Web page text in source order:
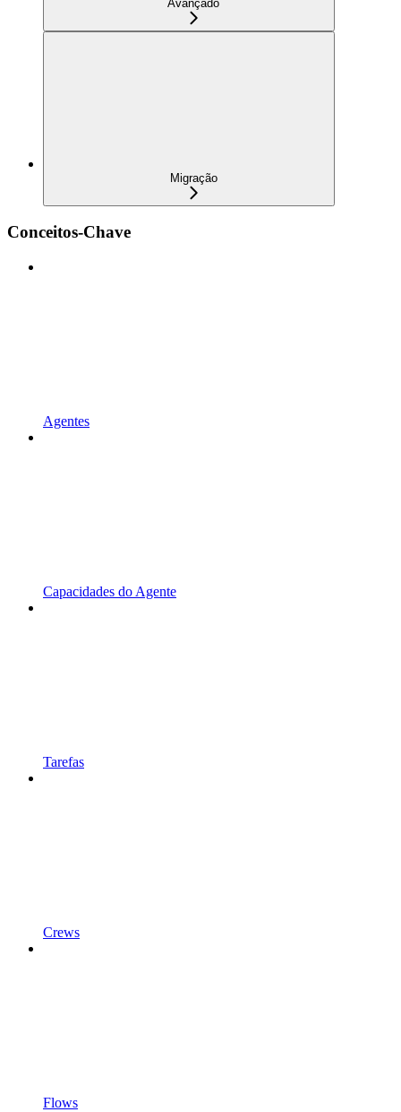
Avançado
Migração
Conceitos-Chave
Agentes
Capacidades do Agente
Tarefas
Crews
Flows